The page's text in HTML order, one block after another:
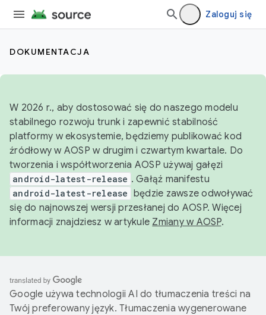
Zaloguj się
DOKUMENTACJA
W 2026 r., aby dostosować się do naszego modelu
stabilnego rozwoju trunk i zapewnić stabilność
platformy w ekosystemie, będziemy publikować kod
źródłowy w AOSP w drugim i czwartym kwartale. Do
tworzenia i współtworzenia AOSP używaj gałęzi
android-latest-release . Gałąź manifestu
android-latest-release będzie zawsze odwoływać
się do najnowszej wersji przesłanej do AOSP. Więcej
informacji znajdziesz w artykule Zmiany w AOSP.
Google używa technologii AI do tłumaczenia treści na
Twój preferowany język. Tłumaczenia wygenerowane